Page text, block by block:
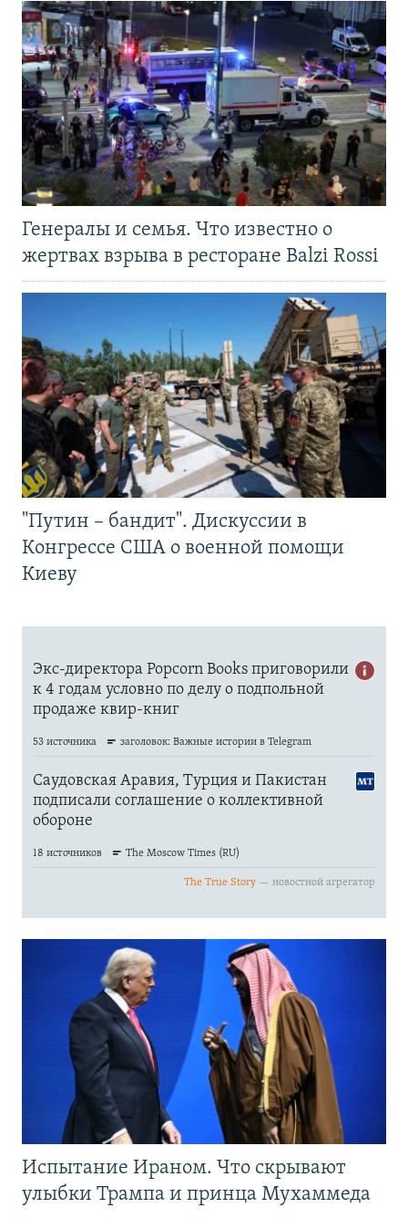
Генералы и семья. Что известно о
жертвах взрыва в ресторане Balzi Rossi
"Путин – бандит". Дискуссии в
Конгрессе США о военной помощи
Киеву
Испытание Ираном. Что скрывают
улыбки Трампа и принца Мухаммеда